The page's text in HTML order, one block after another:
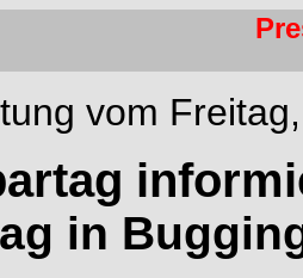
vom
in